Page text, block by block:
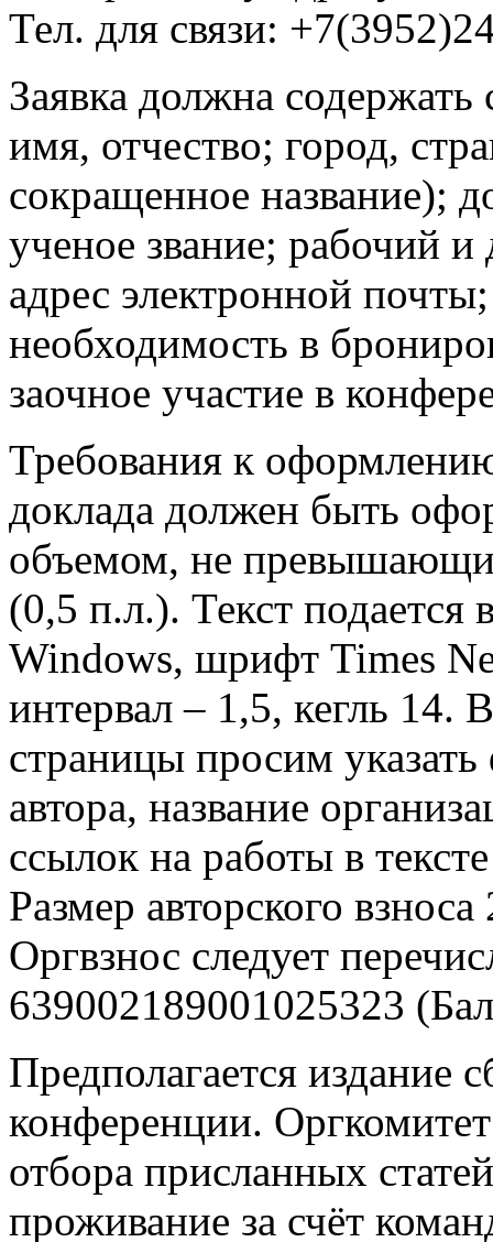
Тел. для связи:
Заявка должна
имя, отчество; город,
сокращенное название);
ученое звание; рабочий
адрес электронной
необходимость в
заочное участие в
Требования к
доклада должен быть
объемом, не
(0,5 п.л.). Текст подается
Windows, шрифт Times
интервал – 1,5, кегль 14.
страницы просим
автора, название
ссылок на работы в
Размер авторского
Оргвзнос следует
639002189001025323
Предполагается издание
конференции.
отбора присланных
проживание за счёт